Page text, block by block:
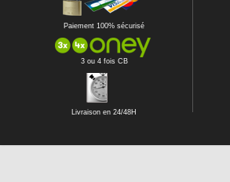
Paiement 100% sécurisé
3 ou 4 fois CB
Livraison en 24/48H